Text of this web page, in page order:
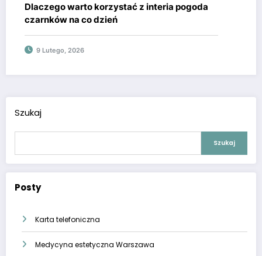
Dlaczego warto korzystać z interia pogoda
czarnków na co dzień
9 Lutego, 2026
Szukaj
Szukaj
Posty
Karta telefoniczna
Medycyna estetyczna Warszawa